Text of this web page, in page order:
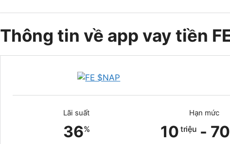
Thông tin về app vay tiền
Lãi suất
36%
Hạn mức
10 triệu - 70